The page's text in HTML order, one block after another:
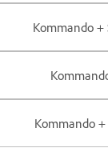
Kommando +
Kommando